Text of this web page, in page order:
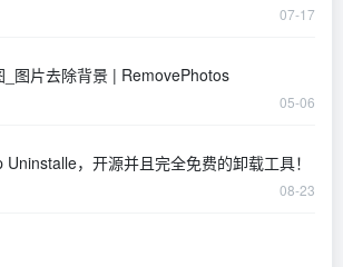
07-17
图片去除背景 | RemovePhotos
05-06
，开源并且完全免费的卸载工具！
08-23